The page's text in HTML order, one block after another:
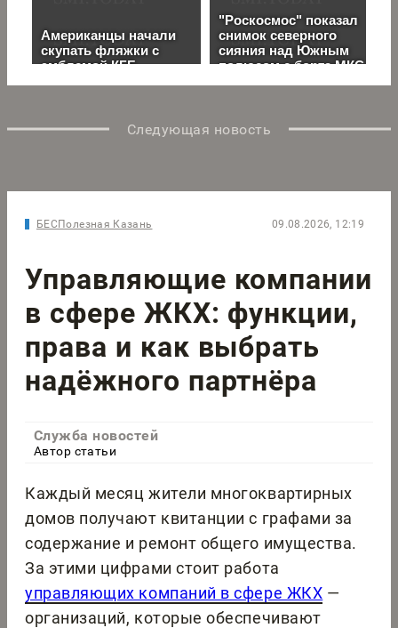
Следующая новость
БЕСПолезная Казань 09.08.2026, 12:19
Управляющие компании
в сфере ЖКХ: функции,
права и как выбрать
надёжного партнёра
Служба новостей
Автор статьи
Каждый месяц жители многоквартирных
домов получают квитанции с графами за
содержание и ремонт общего имущества.
За этими цифрами стоит работа
управляющих компаний в сфере ЖКХ —
организаций, которые обеспечивают